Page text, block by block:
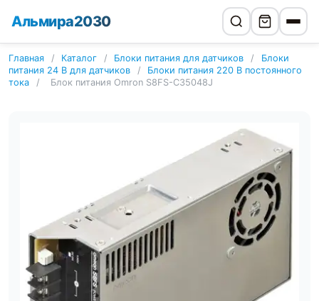
Альмира2030
Главная / Каталог / Блоки питания для датчиков /
Блоки
питания 24 В для датчиков
/
Блоки питания 220 В постоянного
тока
/ Блок питания Omron S8FS-C35048J